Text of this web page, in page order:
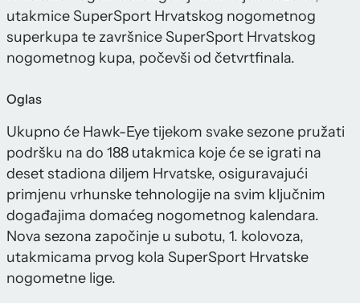
utakmice SuperSport Hrvatskog nogometnog
superkupa te završnice SuperSport Hrvatskog
nogometnog kupa, počevši od četvrtfinala.
Oglas
Ukupno će Hawk-Eye tijekom svake sezone pružati
podršku na do 188 utakmica koje će se igrati na
deset stadiona diljem Hrvatske, osiguravajući
primjenu vrhunske tehnologije na svim ključnim
događajima domaćeg nogometnog kalendara.
Nova sezona započinje u subotu, 1. kolovoza,
utakmicama prvog kola SuperSport Hrvatske
nogometne lige.